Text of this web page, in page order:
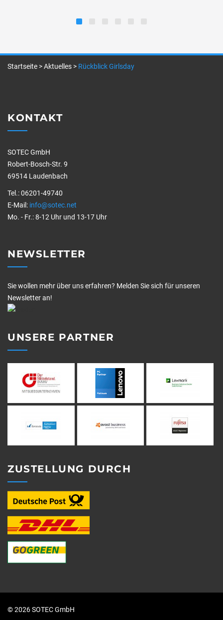
Startseite >Aktuelles > Rückblick Girlsday
KONTAKT
SOTEC GmbH
Robert-Bosch-Str. 9
69514 Laudenbach
Tel.: 06201-49740
E-Mail: info@sotec.net
Mo. - Fr.: 8-12 Uhr und 13-17 Uhr
NEWSLETTER
Sie wollen mehr über uns erfahren? Melden Sie sich für unseren
Newsletter an!
UNSERE PARTNER
ZUSTELLUNG DURCH
© 2026 SOTEC GmbH